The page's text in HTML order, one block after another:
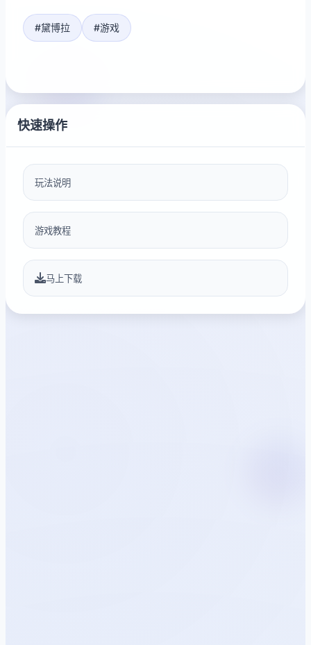
#黛博拉 #游戏
快速操作
玩法说明
游戏教程
马上下载